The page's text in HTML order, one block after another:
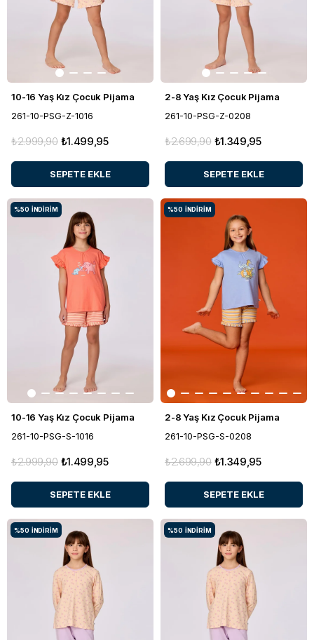
10-16 Yaş Kız Çocuk Pijama
261-10-PSG-Z-1016
₺1.499,95
₺2.999,90
SEPETE EKLE
2-8 Yaş Kız Çocuk Pijama
261-10-PSG-Z-0208
₺1.349,95
₺2.699,90
SEPETE EKLE
10-16 Yaş Kız Çocuk Pijama
261-10-PSG-S-1016
₺1.499,95
₺2.999,90
SEPETE EKLE
%50 İNDIRIM
2-8 Yaş Kız Çocuk Pijama
261-10-PSG-S-0208
₺1.349,95
₺2.699,90
SEPETE EKLE
%50 İNDIRIM
%50 İNDIRIM %50 İNDIRIM